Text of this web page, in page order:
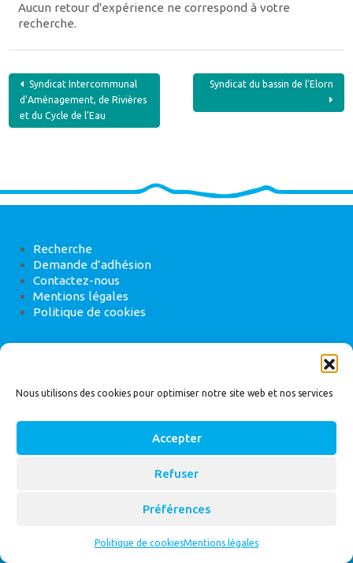
Nous utilisons des cookies pour optimiser notre site web et nos services
Accepter
Refuser
Préférences
Politique de cookiesMentions légales
Aucun retour d'expérience ne correspond à votre
recherche.
Navigation
de
Syndicat du bassin de l’Elorn
Syndicat Intercommunal
d’Aménagement, de Rivières
et du Cycle de l’Eau
Recherche
Demande d’adhésion
Contactez-nous
Mentions légales
Politique de cookies